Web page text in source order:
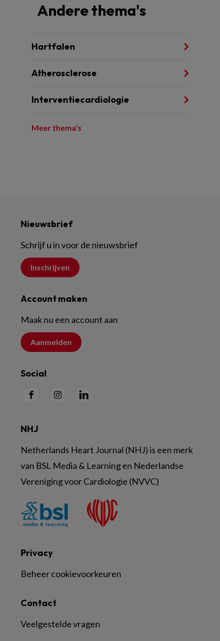
Andere thema's
Hartfalen
Atherosclerose
Interventiecardiologie
Meer thema's
Nieuwsbrief
Schrijf u in voor de nieuwsbrief
Inschrijven
Account maken
Maak nu een account aan
Aanmelden
Social
Contact
Veelgestelde vragen
Privacy
Beheer cookievoorkeuren
NHJ
Netherlands Heart Journal (NHJ) is een merk
van BSL Media & Learning en Nederlandse
Vereniging voor Cardiologie (NVVC)